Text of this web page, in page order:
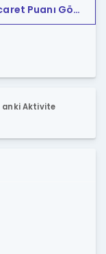
Puanı Gönder
anki Aktivite